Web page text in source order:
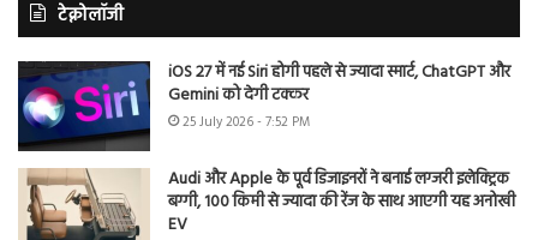
टेक्नोलॉजी
iOS 27 में नई Siri होगी पहले से ज्यादा स्मार्ट, ChatGPT और
Gemini को देगी टक्कर
25 July 2026 - 7:52 PM
Audi और Apple के पूर्व डिजाइनरों ने बनाई लग्जरी इलेक्ट्रिक
बग्गी, 100 किमी से ज्यादा की रेंज के साथ आएगी यह अनोखी
EV